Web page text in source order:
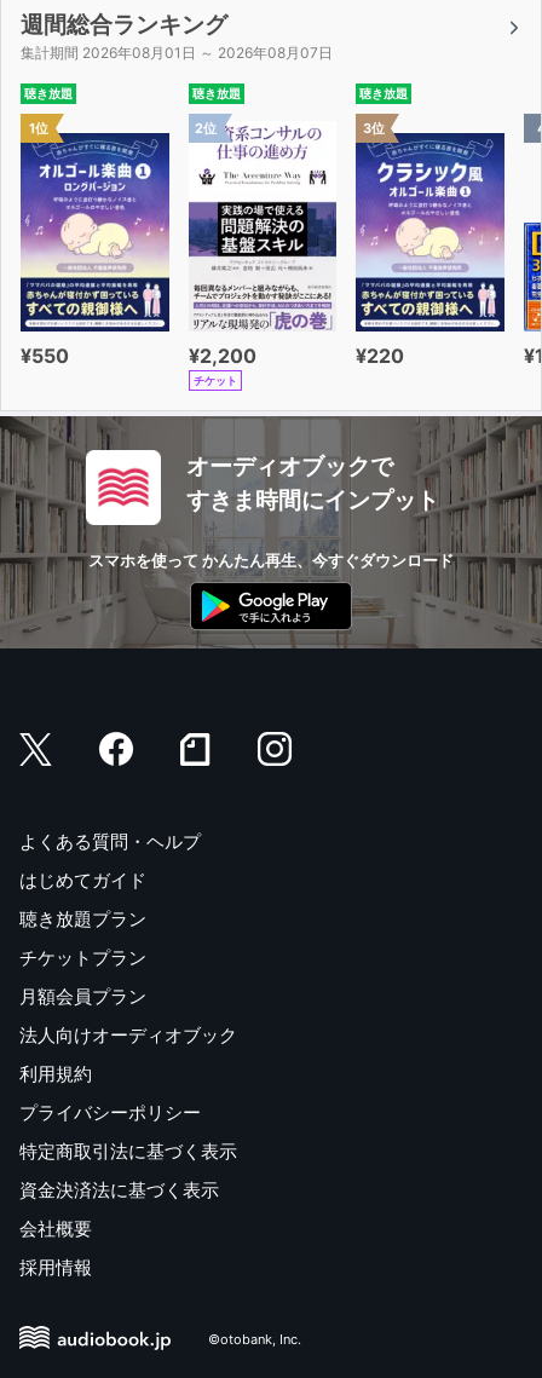
週間総合ランキング
集計期間 2026年08月01日 ～ 2026年08月07日
聴き放題
1位
¥550
聴き放題
2位
¥2,200
チケット
聴き放題
3位
¥220
オーディオブックで
すきま時間にインプット
スマホを使って かんたん再生、今すぐダウンロード
よくある質問・ヘルプ
はじめてガイド
聴き放題プラン
チケットプラン
月額会員プラン
法人向けオーディオブック
利用規約
プライバシーポリシー
特定商取引法に基づく表示
資金決済法に基づく表示
会社概要
採用情報
©otobank, Inc.